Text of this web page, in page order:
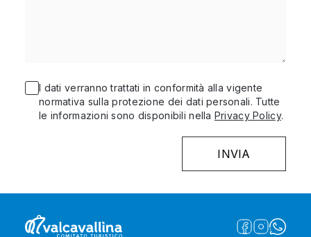
I dati verranno trattati in conformità alla vigente
normativa sulla protezione dei dati personali. Tutte
le informazioni sono disponibili nella Privacy Policy.